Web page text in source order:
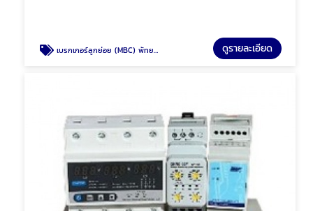
เบรกเกอร์ลูกย่อย (MBC) พัทยา ชลบุรี ดูรายละเอียด